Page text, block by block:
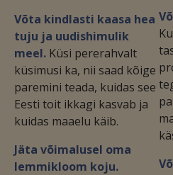
Võta kindlasti kaasa hea
tuju ja uudishimulik
meel. Küsi pererahvalt
küsimusi ka, nii saad kõige
paremini teada, kuidas see
Eesti toit ikkagi kasvab ja
kuidas maaelu käib.
Jäta võimalusel oma
lemmikloom koju.